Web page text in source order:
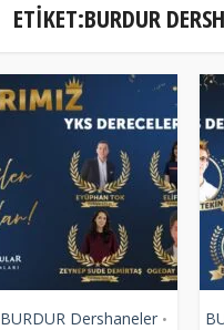
ETIKET:BURDUR
BURDUR Dershaneler •